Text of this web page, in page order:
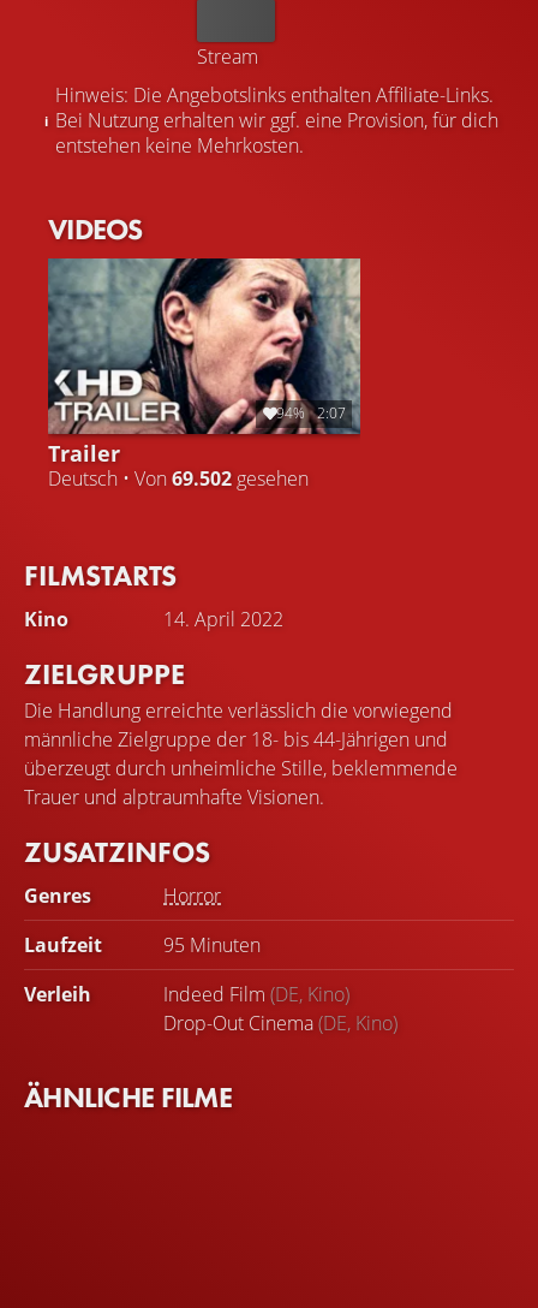
Stream
Hinweis: Die Angebotslinks enthalten Affiliate-Links.
Bei Nutzung erhalten wir ggf. eine Provision, für dich
entstehen keine Mehrkosten.
VIDEOS
94% 2:07
Trailer
Deutsch • Von 69.502 gesehen
FILMSTARTS
Kino 14. April 2022
ZIELGRUPPE
Die Handlung erreichte verlässlich die vorwiegend
männliche Zielgruppe der 18- bis 44-Jährigen und
überzeugt durch unheimliche Stille, beklemmende
Trauer und alptraumhafte Visionen.
ZUSATZINFOS
Genres
Horror
Laufzeit
95 Minuten
Verleih
Indeed Film (DE, Kino)
Drop-Out Cinema(DE, Kino)
ÄHNLICHE FILME